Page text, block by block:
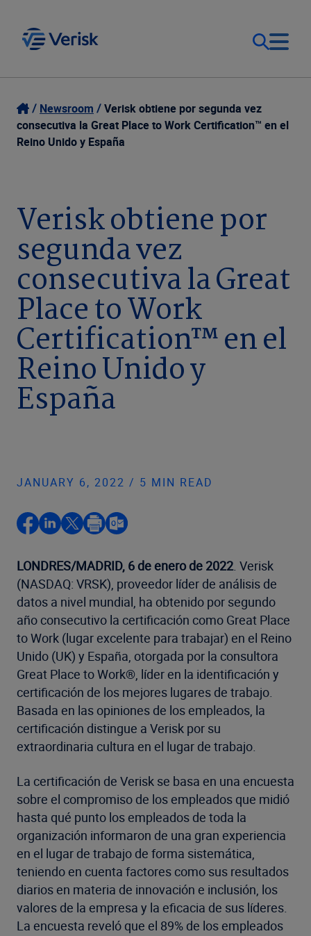
Our Focus
Our Solutions
Company
Login
Contact Us
Newsroom
Verisk obtiene por segunda vez
consecutiva la Great Place to Work Certification™ en el
Reino Unido y España
Verisk obtiene por
segunda vez
consecutiva la Great
Place to Work
Certification™ en el
Reino Unido y
España
JANUARY 6, 2022 / 5 MIN READ
LONDRES/MADRID, 6 de enero de 2022. Verisk
(NASDAQ: VRSK), proveedor líder de análisis de
datos a nivel mundial, ha obtenido por segundo
año consecutivo la certificación como Great Place
to Work (lugar excelente para trabajar) en el Reino
Unido (UK) y España, otorgada por la consultora
Great Place to Work®, líder en la identificación y
certificación de los mejores lugares de trabajo.
Basada en las opiniones de los empleados, la
certificación distingue a Verisk por su
extraordinaria cultura en el lugar de trabajo.
La certificación de Verisk se basa en una encuesta
sobre el compromiso de los empleados que midió
hasta qué punto los empleados de toda la
organización informaron de una gran experiencia
en el lugar de trabajo de forma sistemática,
teniendo en cuenta factores como sus resultados
diarios en materia de innovación e inclusión, los
valores de la empresa y la eficacia de sus líderes.
La encuesta reveló que el 89% de los empleados